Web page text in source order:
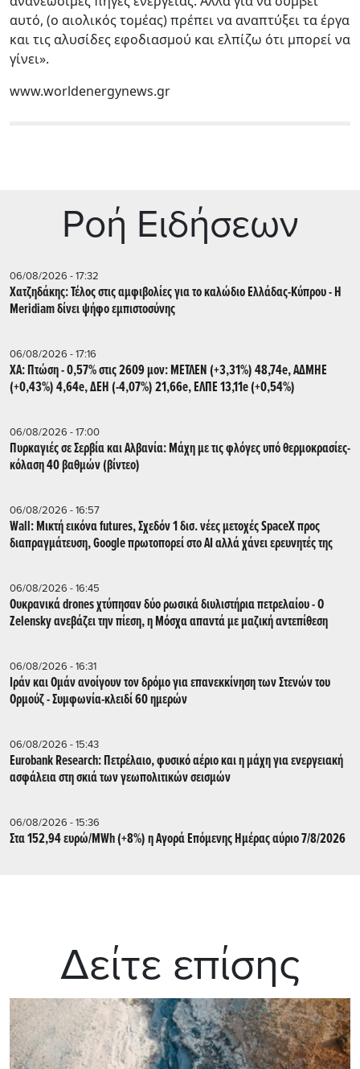
αυτό, (ο αιολικός τομέας) πρέπει να αναπτύξει τα έργα
και τις αλυσίδες εφοδιασμού και ελπίζω ότι μπορεί να
γίνει».
www.worldenergynews.gr
Ρoή Ειδήσεων
06/08/2026 - 17:32
Χατζηδάκης: Τέλος στις αμφιβολίες για το καλώδιο Ελλάδας-Κύπρου - Η
Meridiam δίνει ψήφο εμπιστοσύνης
06/08/2026 - 17:16
ΧΑ: Πτώση - 0,57% στις 2609 μον: ΜΕΤΛΕΝ (+3,31%) 48,74e, ΑΔΜΗΕ
(+0,43%) 4,64e, ΔΕΗ (-4,07%) 21,66e, ΕΛΠΕ 13,11e (+0,54%)
06/08/2026 - 17:00
Πυρκαγιές σε Σερβία και Αλβανία: Μάχη με τις φλόγες υπό θερμοκρασίες-
κόλαση 40 βαθμών (βίντεο)
06/08/2026 - 16:57
Wall: Μικτή εικόνα futures, Σχεδόν 1 δισ. νέες μετοχές SpaceX προς
διαπραγμάτευση, Google πρωτοπορεί στο AI αλλά χάνει ερευνητές της
06/08/2026 - 16:45
Ουκρανικά drones χτύπησαν δύο ρωσικά διυλιστήρια πετρελαίου - Ο
Zelensky ανεβάζει την πίεση, η Μόσχα απαντά με μαζική αντεπίθεση
06/08/2026 - 16:31
Ιράν και Ομάν ανοίγουν τον δρόμο για επανεκκίνηση των Στενών του
Ορμούζ - Συμφωνία-κλειδί 60 ημερών
06/08/2026 - 15:43
Eurobank Research: Πετρέλαιο, φυσικό αέριο και η μάχη για ενεργειακή
ασφάλεια στη σκιά των γεωπολιτικών σεισμών
06/08/2026 - 15:36
Στα 152,94 ευρώ/MWh (+8%) η Αγορά Επόμενης Ημέρας αύριο 7/8/2026
Δείτε επίσης